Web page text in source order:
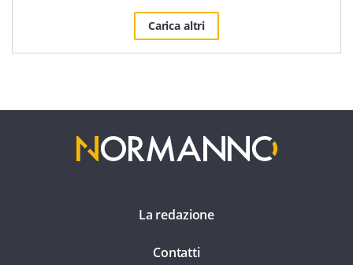
Carica altri
La redazione
Contatti